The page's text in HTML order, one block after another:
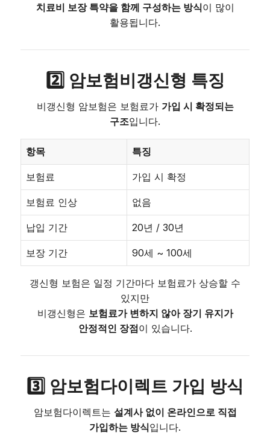
치료비 보장 특약을 함께 구성하는 방식이 많이
활용됩니다.
2️⃣ 암보험비갱신형 특징
비갱신형 암보험은 보험료가 가입 시 확정되는
구조입니다.
항목 특징
보험료 가입 시 확정
보험료 인상 없음
납입 기간 20년 / 30년
보장 기간 90세 ~ 100세
갱신형 보험은 일정 기간마다 보험료가 상승할 수
있지만
비갱신형은 보험료가 변하지 않아 장기 유지가
안정적인 장점이 있습니다.
3️⃣ 암보험다이렉트 가입 방식
암보험다이렉트는 설계사 없이 온라인으로 직접
가입하는 방식입니다.